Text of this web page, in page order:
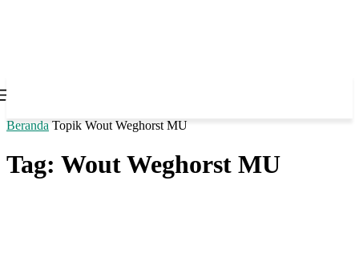
Beranda Topik Wout Weghorst MU
Tag: Wout Weghorst MU